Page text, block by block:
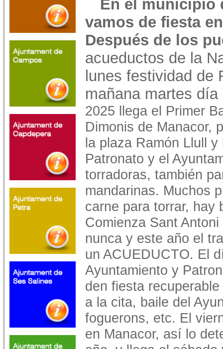
En el municipio
vamos de fiesta
Después de los
acueductos de la
lunes festividad de
mañana martes
2025 llega el Primer
Dimonis de Manacor,
la plaza Ramón Llull
Patronato y el
torradoras, también
mandarinas. Muchos
carne para torrar, hay
Comienza Sant
nunca y este año el
un ACUEDUCTO. El
Ayuntamiento y
den fiesta
a la cita, baile del
foguerons, etc. El
en Manacor, así lo